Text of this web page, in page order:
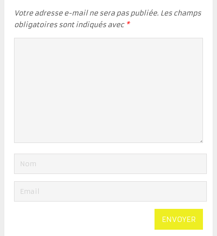
Votre adresse e-mail ne sera pas publiée. Les champs
obligatoires sont indiqués avec *